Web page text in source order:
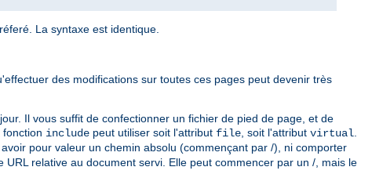
La syntaxe est identique.
des modifications sur toutes ces pages peut devenir très
Il vous suffit de confectionner un fichier de pied de page, et de
include peut utiliser soit l'attribut file, soit l'attribut virtual.
pour valeur un chemin absolu (commençant par /), ni comporter
relative au document servi. Elle peut commencer par un /, mais le